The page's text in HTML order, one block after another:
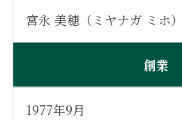
宮永 美穂（ミヤナガ ミホ）
創業
1977年9月